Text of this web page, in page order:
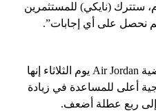
ستترك (نايكي) للمستثمرين
نحصل على أي إجابات”.
قالت الشركة الأم للأحذية الرياضية Air Jordan يوم الثلاثاء إنها
أعلى للمساعدة في زيادة
إلى ربع عطلة أضعف.